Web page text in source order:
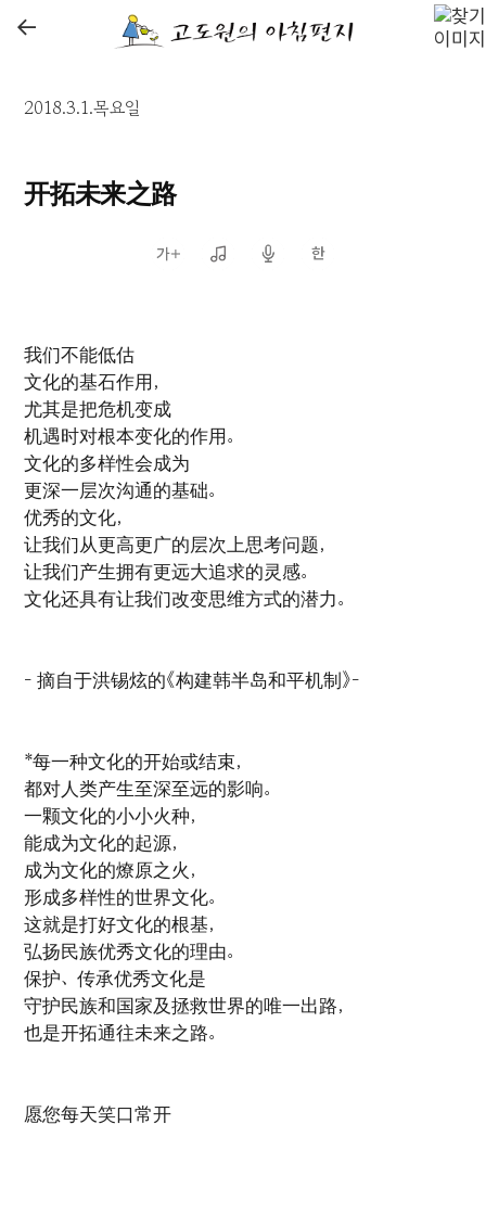
←
2018.3.1.목요일
开拓未来之路
我们不能低估
文化的基石作用，
尤其是把危机变成
机遇时对根本变化的作用。
文化的多样性会成为
更深一层次沟通的基础。
优秀的文化，
让我们从更高更广的层次上思考问题，
让我们产生拥有更远大追求的灵感。
文化还具有让我们改变思维方式的潜力。
- 摘自于洪锡炫的《构建韩半岛和平机制》-
*每一种文化的开始或结束，
都对人类产生至深至远的影响。
一颗文化的小小火种，
能成为文化的起源，
成为文化的燎原之火，
形成多样性的世界文化。
这就是打好文化的根基，
弘扬民族优秀文化的理由。
保护、传承优秀文化是
守护民族和国家及拯救世界的唯一出路，
也是开拓通往未来之路。
愿您每天笑口常开